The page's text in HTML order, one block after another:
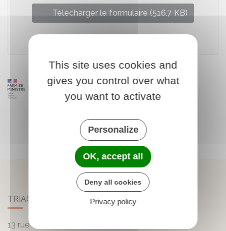
Télécharger le formulaire (516.7 KB)
TRIAC-LAUTRAIT
13 rue de la Mairie - Lautrait
This site uses cookies and
gives you control over what
you want to activate
Personalize
OK, accept all
Deny all cookies
Privacy policy